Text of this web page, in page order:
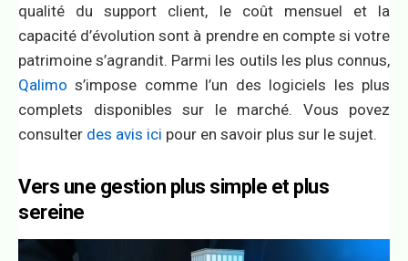
qualité du support client, le coût mensuel et la
capacité d’évolution sont à prendre en compte si votre
patrimoine s’agrandit. Parmi les outils les plus connus,
Qalimo s’impose comme l’un des logiciels les plus
complets disponibles sur le marché. Vous povez
consulter des avis ici pour en savoir plus sur le sujet.
Vers une gestion plus simple et plus
sereine